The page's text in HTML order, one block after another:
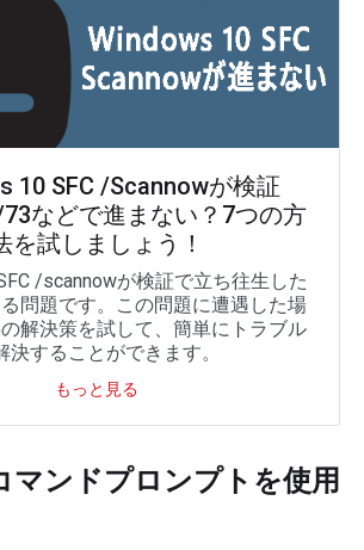
10 SFC /Scannowが検証
などで進まない？7つの方
を試しましょう！
/scannowが検証で立ち往生した
問題です。この問題に遭遇した場
解決策を試して、簡単にトラブル
決することができます。
もっと見る
マンドプロンプトを使用